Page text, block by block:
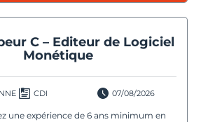
C – Editeur de Logiciel
Monétique
CDI 07/08/2026
une expérience de 6 ans minimum en